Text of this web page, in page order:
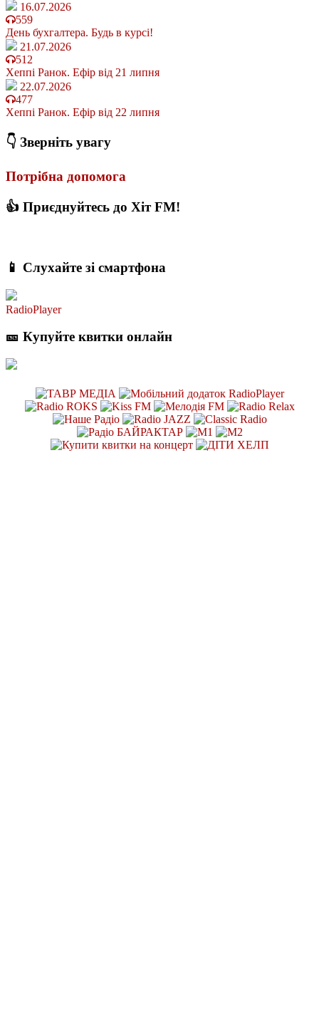
16.07.2026
559
День бухгалтера. Будь в курсі!
21.07.2026
512
Хеппі Ранок. Ефір від 21 липня
22.07.2026
477
Хеппі Ранок. Ефір від 22 липня
👇 Зверніть увагу
Потрібна допомога
👍 Приєднуйтесь до Хіт FM!
📱 Слухайте зі смартфона
RadioPlayer
🎫 Купуйте квитки онлайн